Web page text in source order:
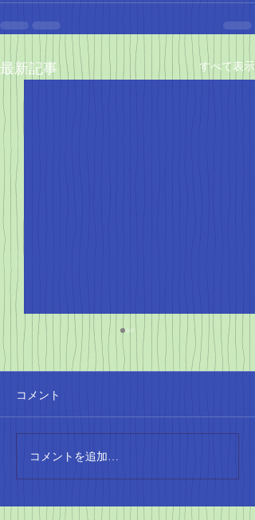
最新記事 すべて表示
4月の陸上シーズンがや
ってきた！
4月に入ると、本格的な陸上
のシーズンが始まります。
SCATTOの会員は、小学生か
ら大人まで、さまざまな階級
が楽しみですね。 小学生の記
コメント
コメントを追加…